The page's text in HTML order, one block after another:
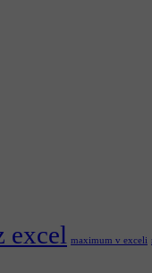
excel maximum v exceli